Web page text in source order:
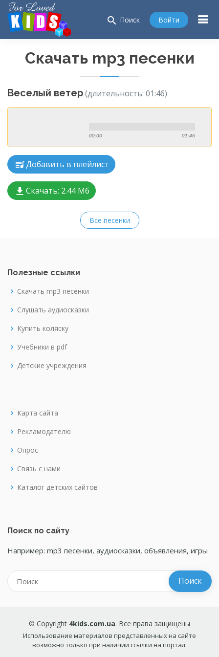
search Поиск Войти
Скачать mp3 песенки
Веселый ветер(длительность: 01:46)
00:00 01:46
Добавить в плейлист
Скачать: 2.44 Мб
Все песенки
Полезные ссылки
Скачать mp3 песенки
Слушать аудиосказки
Купить коляску
Учебники в pdf
Детские учреждения
Карта сайта
Рекламодателю
Опрос
Связь с нами
Каталог детских сайтов
Поиск по сайту
Например: mp3 песенки, аудиосказки, объявления, игры
© Copyright 4kids.com.ua. Все права защищены
Использование материалов представленных на сайте
возможно только при наличии ссылки на портал.